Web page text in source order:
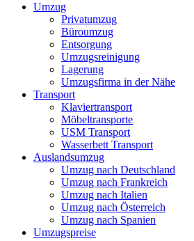
Umzug
Privatumzug
Büroumzug
Entsorgung
Umzugsreinigung
Lagerung
Umzugsfirma in der Nähe
Transport
Klaviertransport
Möbeltransporte
USM Transport
Wasserbett Transport
Auslandsumzug
Umzug nach Deutschland
Umzug nach Frankreich
Umzug nach Italien
Umzug nach Österreich
Umzug nach Spanien
Umzugspreise